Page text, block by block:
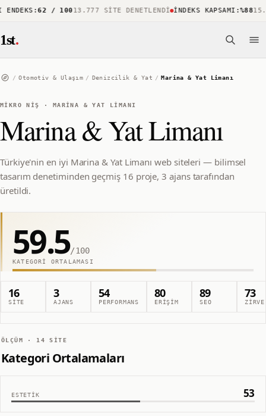
:62 / 10013.777 SITE DENETLENDI İNDEKS KAPSAMI:%88
1st.
/ Otomotiv & Ulaşım / Denizcilik & Yat / Marina & Yat Limanı
MIKRO NIŞ · MARINA & YAT LIMANI
Marina & Yat Limanı
Türkiye'nin en iyi Marina & Yat Limanı web siteleri — bilimsel
tasarım denetiminden geçmiş 16 proje, 3 ajans tarafından
üretildi.
59.5/100
KATEGORI ORTALAMASI
16
SITE
3
AJANS
54
PERFORMANS
80
ERIŞIM
89
SEO
73
ZIRVE
ÖLÇÜM · 14 SITE
Kategori Ortalamaları
ESTETIK 53